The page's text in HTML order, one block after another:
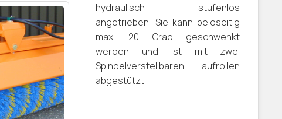
hydraulisch stufenlos
angetrieben. Sie kann beidseitig
max. 20 Grad geschwenkt
werden und ist mit zwei
Spindelverstellbaren Laufrollen
abgestützt.